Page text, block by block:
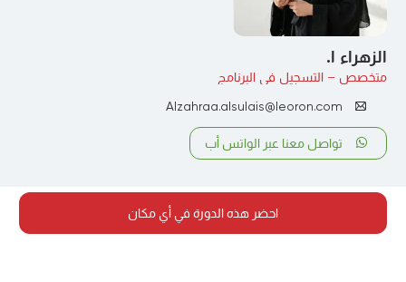
الزهراء ا.
متخصص – التسجيل في البرنامج
Alzahraa.alsulais@leoron.com
تواصل معنا عبر الواتس أب
احضر هذه الدورة في أي مكان